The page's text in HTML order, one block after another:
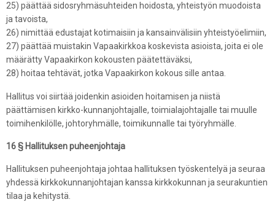
25) päättää sidosryhmäsuhteiden hoidosta, yhteistyön muodoista
ja tavoista,
26) nimittää edustajat kotimaisiin ja kansainvälisiin yhteistyöelimiin,
27) päättää muistakin Vapaakirkkoa koskevista asioista, joita ei ole
määrätty Vapaakirkon kokousten päätettäväksi,
28) hoitaa tehtävät, jotka Vapaakirkon kokous sille antaa.
Hallitus voi siirtää joidenkin asioiden hoitamisen ja niistä
päättämisen kirkko-kunnanjohtajalle, toimialajohtajalle tai muulle
toimihenkilölle, johtoryhmälle, toimikunnalle tai työryhmälle.
16 § Hallituksen puheenjohtaja
Hallituksen puheenjohtaja johtaa hallituksen työskentelyä ja seuraa
yhdessä kirkkokunnanjohtajan kanssa kirkkokunnan ja seurakuntien
tilaa ja kehitystä.